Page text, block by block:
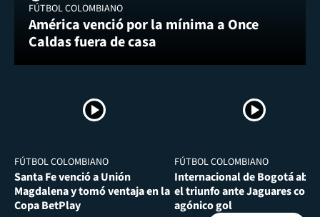
FÚTBOL COLOMBIANO
América venció por la mínima a Once
Caldas fuera de casa
FÚTBOL COLOMBIANO
Santa Fe venció a Unión
Magdalena y tomó ventaja en la
Copa BetPlay
FÚTBOL COLOMBIANO
Internacional de Bogotá
el triunfo ante Jaguares con
agónico gol